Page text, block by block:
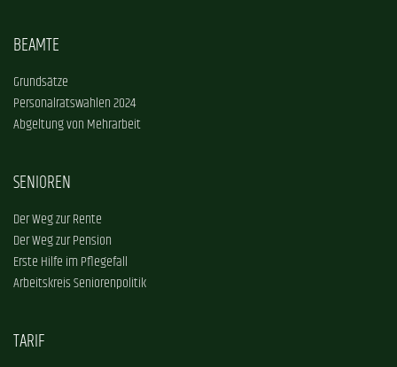
BEAMTE
Grundsätze
Personalratswahlen 2024
Abgeltung von Mehrarbeit
SENIOREN
Der Weg zur Rente
Der Weg zur Pension
Erste Hilfe im Pflegefall
Arbeitskreis Seniorenpolitik
TARIF